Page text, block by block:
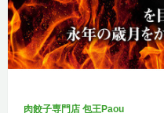
肉餃子専門店 包王Paou